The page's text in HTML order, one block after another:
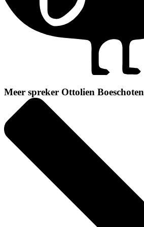
Meer spreker Ottolien Boeschoten